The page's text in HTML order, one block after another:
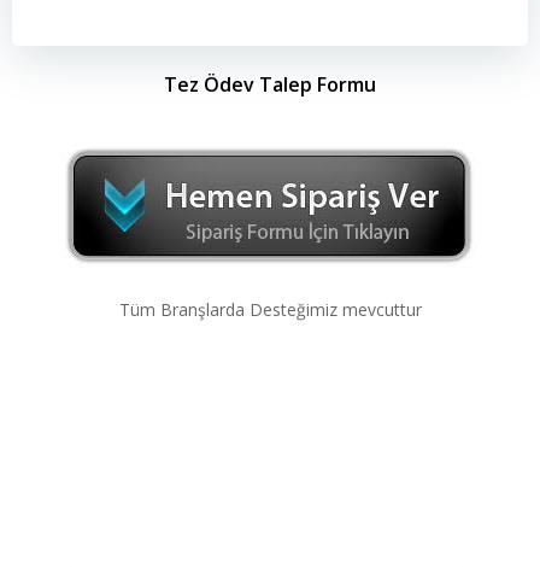
Tez Ödev Talep Formu
Tüm Branşlarda Desteğimiz mevcuttur